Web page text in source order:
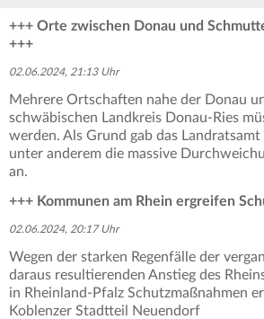
+++ Orte zwischen Donau und
+++
02.06.2024, 21:13 Uhr
Mehrere Ortschaften nahe der Donau
schwäbischen Landkreis Donau-Ries
werden. Als Grund gab das
unter anderem die massive
an.
+++ Kommunen am Rhein ergreifen
02.06.2024, 20:17 Uhr
Wegen der starken Regenfälle der
daraus resultierenden Anstieg des
in Rheinland-Pfalz Schutzmaßnahmen
Koblenzer Stadtteil Neuendorf